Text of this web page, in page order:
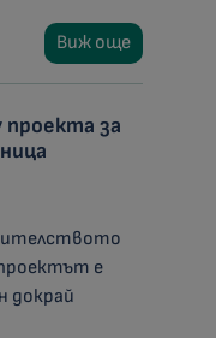
Виж още
за
е
докрай